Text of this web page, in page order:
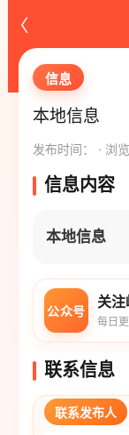
‹
信息
本地信息
发布时间： · 浏
信息内容
本地信息
公众号
关
每日
联系信息
联系发布人